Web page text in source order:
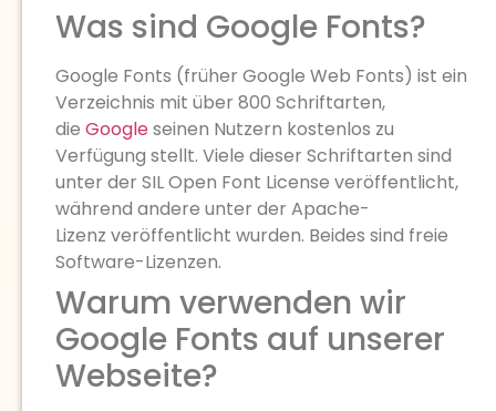
Was sind Google Fonts?
Google Fonts (früher Google Web Fonts) ist ein
Verzeichnis mit über 800 Schriftarten,
die Googleseinen Nutzern kostenlos zu
Verfügung stellt. Viele dieser Schriftarten sind
unter der SIL Open Font License veröffentlicht,
während andere unter der Apache-
Lizenz veröffentlicht wurden. Beides sind freie
Software-Lizenzen.
Warum verwenden wir
Google Fonts auf unserer
Webseite?